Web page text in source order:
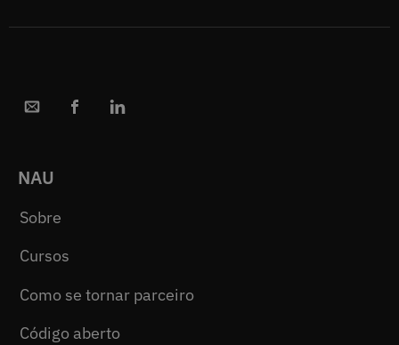
NAU
Sobre
Cursos
Como se tornar parceiro
Código aberto